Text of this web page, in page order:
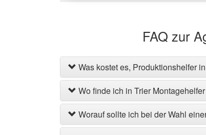
FAQ zur
Was kostet es, Produktionshelfer
Wo finde ich in Trier
Worauf sollte ich bei der Wahl